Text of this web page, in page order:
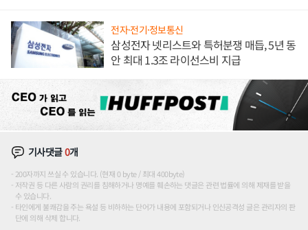
전자·전기·정보통신
삼성전자 넷리스트와 특허분쟁 매듭, 5년 동
안 최대 1.3조 라이선스비 지급
기사댓글0개
200자까지 쓰실 수 있습니다. (현재 0 byte / 최대 400byte)
저작권 등 다른 사람의 권리를 침해하거나 명예를 훼손하는 댓글은 관련 법률에 의해 제재를 받을
수 있습니다.
타인에게 불쾌감을 주는 욕설 등 비하하는 단어가 내용에 포함되거나 인신공격성 글은 관리자의 판
단에 의해 삭제 합니다.